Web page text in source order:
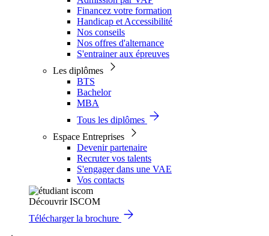
Financez votre formation
Handicap et Accessibilité
Nos conseils
Nos offres d'alternance
S'entrainer aux épreuves
Les diplômes
BTS
Bachelor
MBA
Tous les diplômes
Espace Entreprises
Devenir partenaire
Recruter vos talents
S'engager dans une VAE
Vos contacts
Découvrir ISCOM
Télécharger la brochure